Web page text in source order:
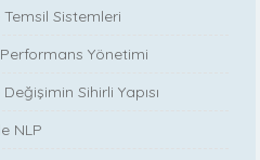
Temsil Sistemleri
Yönetimi
Sihirli Yapısı
NLP